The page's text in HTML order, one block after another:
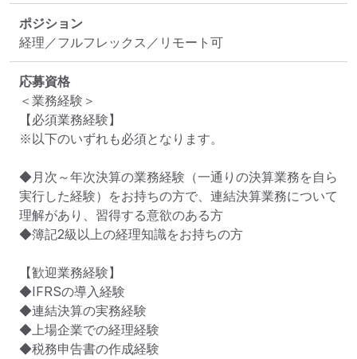
ポジション
経理／フルフレックス／リモート可
応募資格
＜業務経験＞
【必須業務経験】
※以下のいずれも必須となります。
◆月次～年次決算の業務経験（一通りの決算業務を自ら
実行した経験）をお持ちの方で、連結決算業務について
理解があり、習得する意欲のある方
◆簿記2級以上の経理知識をお持ちの方
【歓迎業務経験】
◆IFRSの導入経験
◆連結決算の実務経験
◆上場企業での経理経験
◆税務申告書の作成経験